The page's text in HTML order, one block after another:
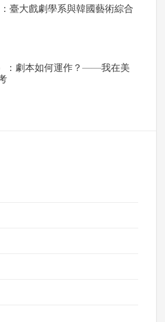
臺大戲劇學系與韓國藝術綜合
：劇本如何運作？——我在美